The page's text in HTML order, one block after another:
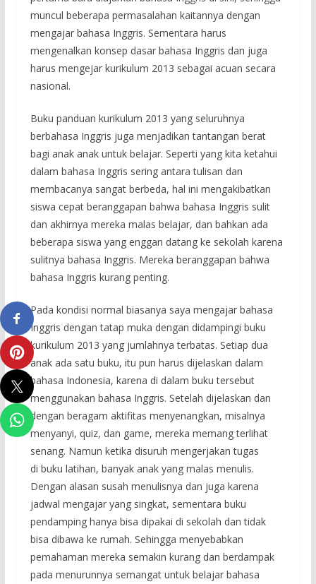
muncul beberapa permasalahan kaitannya dengan
mengajar bahasa Inggris. Sementara harus
mengenalkan konsep dasar bahasa Inggris dan juga
harus mengejar kurikulum 2013 sebagai acuan secara
nasional.
Buku panduan kurikulum 2013 yang seluruhnya
berbahasa Inggris juga menjadikan tantangan berat
bagi anak anak untuk belajar. Seperti yang kita ketahui
dalam bahasa Inggris sering antara tulisan dan
membacanya sangat berbeda, hal ini mengakibatkan
siswa cepat beranggapan bahwa bahasa Inggris sulit
dan akhirnya mereka malas belajar, dan bahkan ada
beberapa siswa yang enggan datang ke sekolah karena
sulitnya bahasa Inggris. Mereka beranggapan bahwa
bahasa Inggris kurang penting.
Pada kondisi normal biasanya saya mengajar bahasa
Inggris dengan tatap muka dengan didampingi buku
kurikulum 2013 yang jumlahnya terbatas. Setiap dua
anak ada satu buku, itu pun harus dijelaskan dalam
bahasa Indonesia, karena di dalam buku tersebut
menggunakan bahasa Inggris. Setelah dijelaskan dan
dengan beragam aktifitas menyenangkan, misalnya
menyanyi, quiz, dan game, mereka memang terlihat
senang. Namun ketika disuruh mengerjakan tugas
di buku latihan, banyak anak yang malas menulis.
Dengan alasan susah menulisnya dan juga karena
jadwal mengajar yang singkat, sementara buku
pendamping hanya bisa dipakai di sekolah dan tidak
bisa dibawa ke rumah. Sehingga menyebabkan
pemahaman mereka semakin kurang dan berdampak
pada menurunnya semangat untuk belajar bahasa